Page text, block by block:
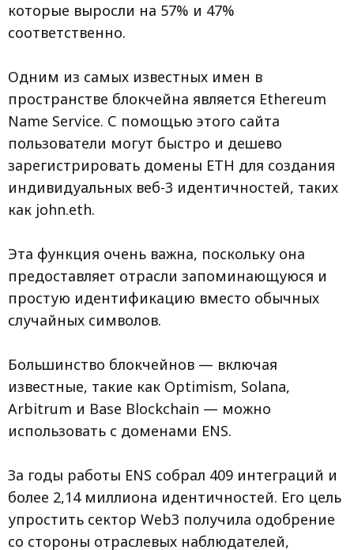
которые выросли на 57% и 47%
соответственно.
Одним из самых известных имен в
пространстве блокчейна является Ethereum
Name Service. С помощью этого сайта
пользователи могут быстро и дешево
зарегистрировать домены ETH для создания
индивидуальных веб-3 идентичностей, таких
как john.eth.
Эта функция очень важна, поскольку она
предоставляет отрасли запоминающуюся и
простую идентификацию вместо обычных
случайных символов.
Большинство блокчейнов — включая
известные, такие как Optimism, Solana,
Arbitrum и Base Blockchain — можно
использовать с доменами ENS.
За годы работы ENS собрал 409 интеграций и
более 2,14 миллиона идентичностей. Его цель
упростить сектор Web3 получила одобрение
со стороны отраслевых наблюдателей,